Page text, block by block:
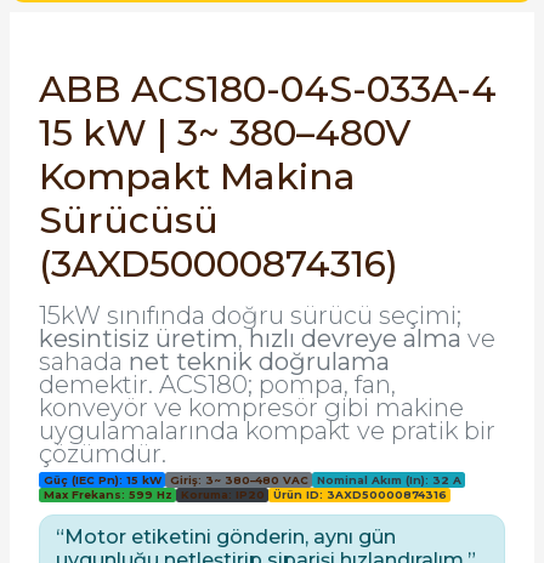
Kesiciler
Yol Vericiler
SIMATIC TIA PORTAL HMI Yazılımları
SIMATIC Yazılım Paketleri
SIRIUS SAFETY
WinCC Unified Runtime Yazılımları
ABB ACS180-04S-033A-4
15 kW | 3~ 380–480V
Kompakt Makina
Sürücüsü
(3AXD50000874316)
15kW sınıfında doğru sürücü seçimi;
kesintisiz üretim,hızlı devreye alma ve
sahada net teknik doğrulama
demektir. ACS180; pompa, fan,
konveyör ve kompresör gibi makine
uygulamalarında kompakt ve pratik bir
çözümdür.
Güç (IEC Pn): 15 kW Giriş: 3~ 380–480 VAC
Nominal Akım (In): 32 A
Max Frekans: 599 Hz
Koruma: IP20 Ürün ID: 3AXD50000874316
“Motor etiketini gönderin, aynı gün